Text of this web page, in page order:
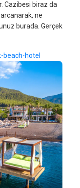
Cazibesi biraz da
ne
burada. Gerçek
beach-hotel